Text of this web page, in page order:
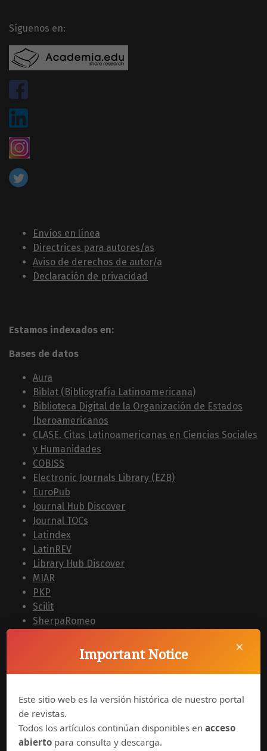
Síguenos en:
Envíos en línea
Directrices para autores/as
Aviso de derechos de autor/a
Declaración de privacidad
Estamos indexados en:
Bases de datos
Aura
Biblat (Bibliografía Latinoamericana)
Biblioteca Digital de la Organización de Estados
Iberoamericanos
CLASE. Citas Latinoamericanas en Ciencias Sociales
y Humanidades
COBISS
Electronic Journals Library (EZB)
EuroPub
Journal Hub Discover
Journal TOCs
Latindex
LatinREV
Library Hub Discover
MIAR
PKP
Scilit
SherpaRomeo
Zeitschriften Datenbank
Zentralinstitut für Kunstgeschichte - Library
BASE
Google Scholar
×
Important Notice
Este sitio web es la versión histórica de nuestro portal
de revistas.
Todos los artículos continúan disponibles enacceso
abierto para consulta y descarga.